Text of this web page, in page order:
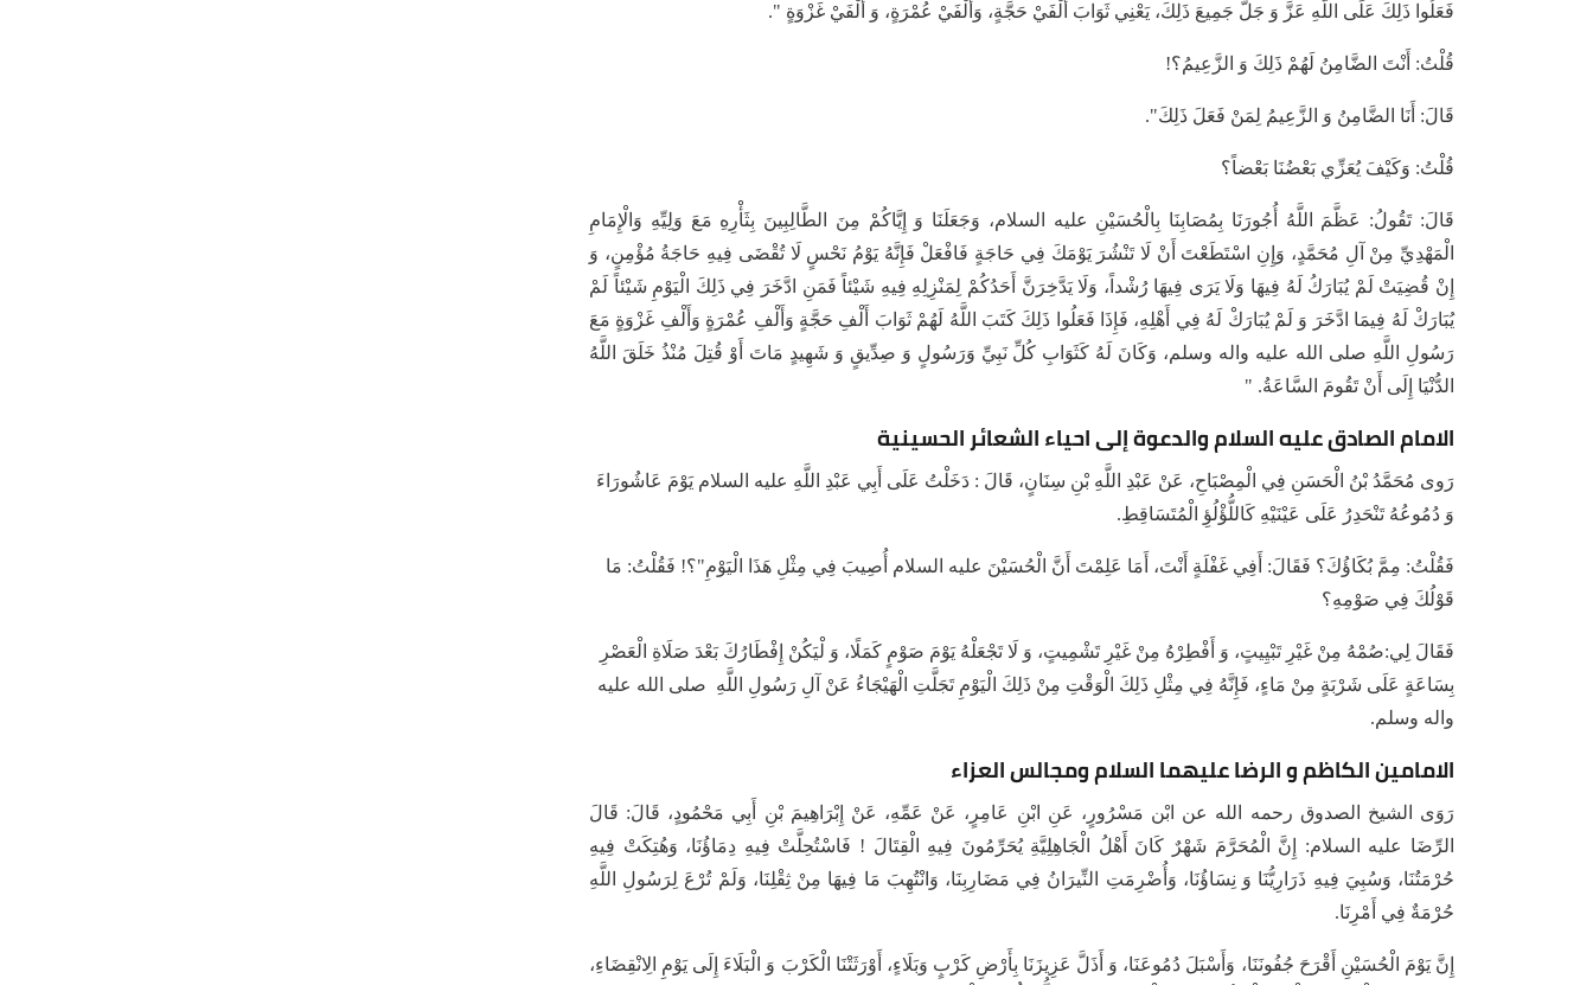
فَعَلُوا ذَلِكَ عَلَى اللَّهِ عَزَّ وَ جَلَّ جَمِيعَ ذَلِكَ، يَعْنِي ثَوَابَ أَلْفَيْ حَجَّةٍ، وَأَلْفَيْ عُمْرَةٍ، وَ أَلْفَيْ غَزْوَةٍ ".
قُلْتُ: أَنْتَ الضَّامِنُ لَهُمْ ذَلِكَ وَ الزَّعِيمُ؟!
قَالَ: أَنَا الضَّامِنُ وَ الزَّعِيمُ لِمَنْ فَعَلَ ذَلِكَ".
قُلْتُ: وَكَيْفَ يُعَزِّي بَعْضُنَا بَعْضاً؟
قَالَ: تَقُولُ: عَظَّمَ اللَّهُ أُجُورَنَا بِمُصَابِنَا بِالْحُسَيْنِ عليه السلام، وَجَعَلَنَا وَ إِيَّاكُمْ مِنَ الطَّالِبِينَ بِثَأْرِهِ مَعَ وَلِيِّهِ وَالْإِمَامِ
الْمَهْدِيِّ مِنْ آلِ مُحَمَّدٍ، وَإِنِ اسْتَطَعْتَ أَنْ لَا تَنْشُرَ يَوْمَكَ فِي‏ حَاجَةٍ فَافْعَلْ فَإِنَّهُ يَوْمُ نَحْسٍ لَا تُقْضَى فِيهِ حَاجَةُ مُؤْمِنٍ، وَ
إِنْ قُضِيَتْ لَمْ يُبَارَكُ لَهُ فِيهَا وَلَا يَرَى فِيهَا رُشْداً، وَلَا يَدَّخِرَنَّ أَحَدُكُمْ لِمَنْزِلِهِ فِيهِ شَيْئاً فَمَنِ ادَّخَرَ فِي ذَلِكَ الْيَوْمِ شَيْئاً لَمْ
يُبَارَكْ لَهُ فِيمَا ادَّخَرَ وَ لَمْ يُبَارَكْ لَهُ فِي أَهْلِهِ، فَإِذَا فَعَلُوا ذَلِكَ كَتَبَ اللَّهُ لَهُمْ ثَوَابَ أَلْفِ حَجَّةٍ وَأَلْفِ عُمْرَةٍ وَأَلْفِ غَزْوَةٍ مَعَ
رَسُولِ اللَّهِ صلى الله عليه واله وسلم، وَكَانَ لَهُ كَثَوَابِ كُلِّ نَبِيِّ وَرَسُولٍ وَ صِدِّيقٍ وَ شَهِيدٍ مَاتَ أَوْ قُتِلَ مُنْذُ خَلَقَ اللَّهُ
الدُّنْيَا إِلَى أَنْ تَقُومَ السَّاعَةُ. "
الامام الصادق عليه السلام والدعوة إلى احياء الشعائر الحسينية
رَوى مُحَمَّدُ بْنُ الْحَسَنِ فِي الْمِصْبَاحِ، عَنْ عَبْدِ اللَّهِ بْنِ سِنَانٍ، قَالَ‏ : دَخَلْتُ عَلَى أَبِي عَبْدِ اللَّهِ عليه السلام يَوْمَ عَاشُورَاءَ
وَ دُمُوعُهُ تَنْحَدِرُ عَلَى عَيْنَيْهِ كَاللُّؤْلُؤِ الْمُتَسَاقِطِ.
فَقُلْتُ: مِمَّ بُكَاؤُكَ؟ فَقَالَ: أَفِي غَفْلَةٍ أَنْتَ، أَمَا عَلِمْتَ أَنَّ الْحُسَيْنَ عليه السلام أُصِيبَ فِي مِثْلِ هَذَا الْيَوْمِ"؟! فَقُلْتُ: مَا
قَوْلُكَ فِي صَوْمِهِ؟
فَقَالَ لِي:صُمْهُ مِنْ غَيْرِ تَبْيِيتٍ، وَ أَفْطِرْهُ مِنْ غَيْرِ تَشْمِيتٍ، وَ لَا تَجْعَلْهُ يَوْمَ صَوْمٍ كَمَلًا، وَ لْيَكُنْ إِفْطَارُكَ بَعْدَ صَلَاةِ الْعَصْرِ
بِسَاعَةٍ عَلَى شَرْبَةٍ مِنْ مَاءٍ، فَإِنَّهُ فِي مِثْلِ ذَلِكَ الْوَقْتِ مِنْ ذَلِكَ الْيَوْمِ تَجَلَّتِ الْهَيْجَاءُ عَنْ آلِ رَسُولِ اللَّهِ صلى الله عليه
واله وسلم.
الامامين الكاظم و الرضا عليهما السلام ومجالس العزاء
رَوَى الشيخ الصدوق رحمه الله عن ابْن مَسْرُورٍ، عَنِ ابْنِ عَامِرٍ، عَنْ عَمِّهِ، عَنْ إِبْرَاهِيمَ بْنِ أَبِي مَحْمُودٍ، قَالَ: قَالَ
الرِّضَا عليه السلام: إِنَّ الْمُحَرَّمَ شَهْرٌ كَانَ أَهْلُ الْجَاهِلِيَّةِ يُحَرِّمُونَ فِيهِ الْقِتَالَ ! فَاسْتُحِلَّتْ فِيهِ دِمَاؤُنَا، وَهُتِكَتْ فِيهِ
حُرْمَتُنَا، وَسُبِيَ فِيهِ ذَرَارِيُّنَا وَ نِسَاؤُنَا، وَأُضْرِمَتِ النِّيرَانُ فِي مَضَارِبِنَا، وَانْتُهِبَ مَا فِيهَا مِنْ ثِقْلِنَا، وَلَمْ تُرْعَ لِرَسُولِ اللَّهِ
حُرْمَةٌ فِي أَمْرِنَا.
إِنَّ يَوْمَ الْحُسَيْنِ أَقْرَحَ جُفُونَنَا، وَأَسْبَلَ دُمُوعَنَا، وَ أَذَلَّ عَزِيزَنَا بِأَرْضِ كَرْبٍ وَبَلَاءٍ، أَوْرَثَتْنَا الْكَرْبَ وَ الْبَلَاءَ إِلَى يَوْمِ الِانْقِضَاءِ،